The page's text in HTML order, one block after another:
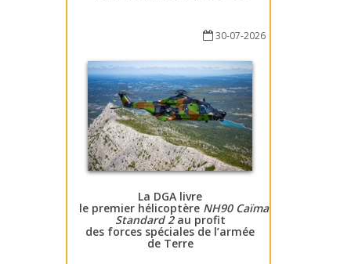
30-07-2026
La DGA livre
le premier hélicoptère NH90 Caïman
Standard 2au profit
des forces spéciales de l’armée
de Terre